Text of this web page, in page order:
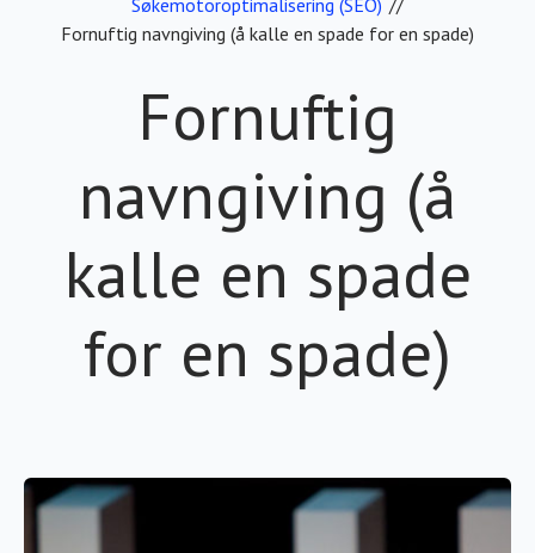
Søkemotoroptimalisering (SEO) //
Fornuftig navngiving (å kalle en spade for en spade)
Fornuftig
navngiving (å
kalle en spade
for en spade)